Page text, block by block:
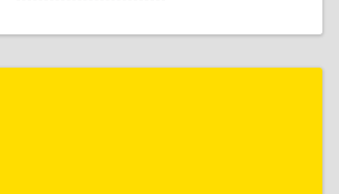
Московская обл, г.о. Пушкинский,